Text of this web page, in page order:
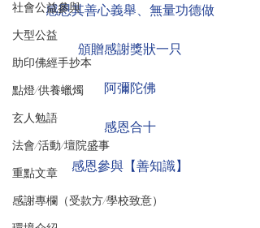
社會公益參與
大型公益
助印佛經手抄本
點燈/供養蠟燭
玄人勉語
法會/活動/壇院盛事
重點文章
感謝專欄（受款方/學校致意）
感恩其善心義舉、無量功德做
頒贈感謝獎狀一只
阿彌陀佛
感恩合十
感恩參與【善知識】